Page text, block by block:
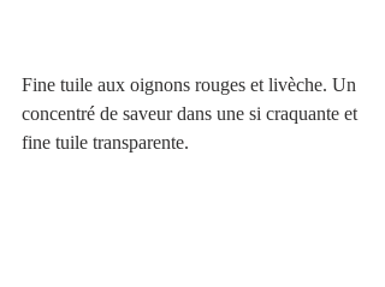
Fine tuile aux oignons rouges et livèche. Un
concentré de saveur dans une si craquante et
fine tuile transparente.